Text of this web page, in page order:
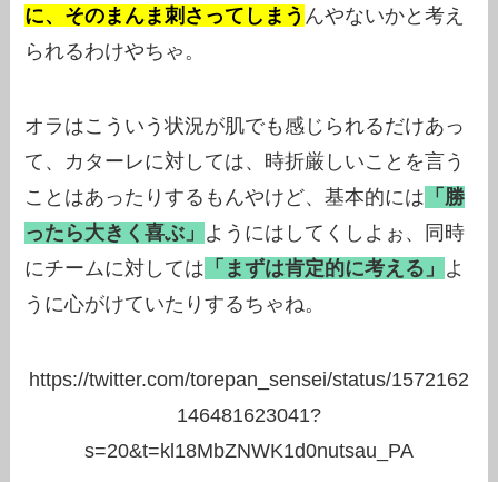
に、そのまんま刺さってしまう んやないかと考え
られるわけやちゃ。
オラはこういう状況が肌でも感じられるだけあっ
て、カターレに対しては、時折厳しいことを言う
ことはあったりするもんやけど、基本的には 「勝
ったら大きく喜ぶ」 ようにはしてくしよぉ、同時
にチームに対しては 「まずは肯定的に考える」 よ
うに心がけていたりするちゃね。
https://twitter.com/torepan_sensei/status/1572162
146481623041?
s=20&t=kl18MbZNWK1d0nutsau_PA